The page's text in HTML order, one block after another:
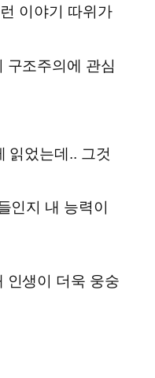
이야기 따위가
구조주의에 관심
읽었는데.. 그것
인지 내 능력이
인생이 더욱 웅숭